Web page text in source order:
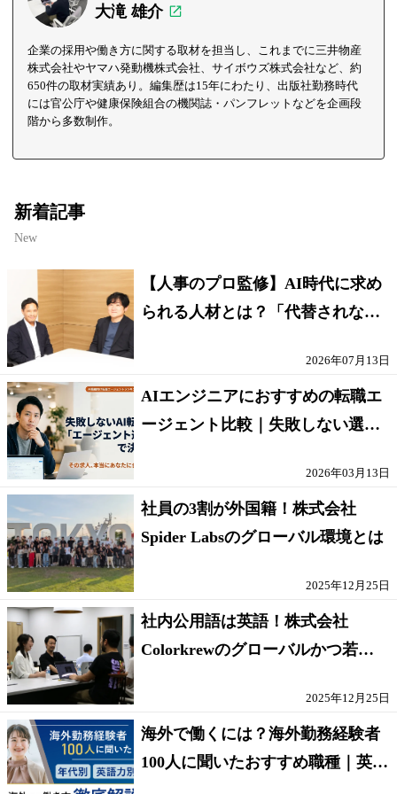
大滝 雄介
企業の採用や働き方に関する取材を担当し、これまでに三井物産
株式会社やヤマハ発動機株式会社、サイボウズ株式会社など、約
650件の取材実績あり。編集歴は15年にわたり、出版社勤務時代
には官公庁や健康保険組合の機関誌・パンフレットなどを企画段
階から多数制作。
新着記事
New
【人事のプロ監修】AI時代に求め
られる人材とは？「代替されない
2026年07月13日
AIエンジニアにおすすめの転職エ
ージェント比較｜失敗しない選び
2026年03月13日
社員の3割が外国籍！株式会社
Spider Labsのグローバル環境とは
2025年12月25日
社内公用語は英語！株式会社
Colorkrewのグローバルかつ若手
2025年12月25日
海外で働くには？海外勤務経験者
100人に聞いたおすすめ職種｜英語